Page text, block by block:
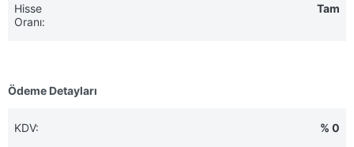
Hisse
Oranı:
Tam
Ödeme Detayları
KDV: % 0